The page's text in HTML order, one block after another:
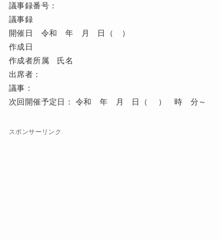
議事録番号：
議事録
開催日 令和 年 月 日（ ）
作成日
作成者所属 氏名
出席者：
議事：
次回開催予定日： 令和 年 月 日（ ） 時 分～
スポンサーリンク